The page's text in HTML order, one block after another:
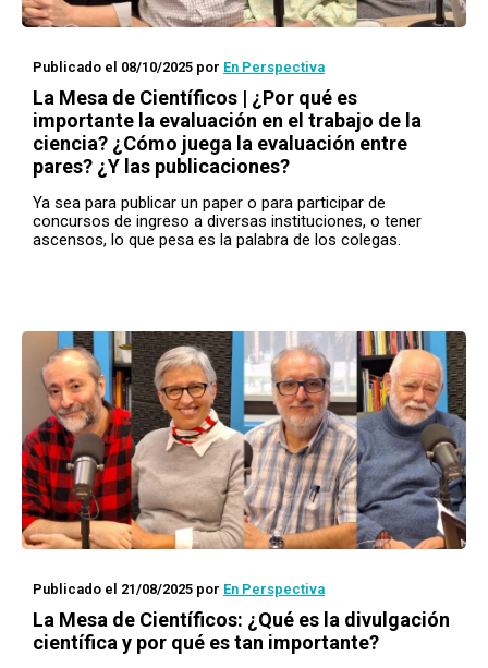
Publicado el 08/10/2025 por En Perspectiva
La Mesa de Científicos | ¿Por qué es
importante la evaluación en el trabajo de la
ciencia? ¿Cómo juega la evaluación entre
pares? ¿Y las publicaciones?
Ya sea para publicar un paper o para participar de
concursos de ingreso a diversas instituciones, o tener
ascensos, lo que pesa es la palabra de los colegas.
Publicado el 21/08/2025 por En Perspectiva
La Mesa de Científicos: ¿Qué es la divulgación
científica y por qué es tan importante?